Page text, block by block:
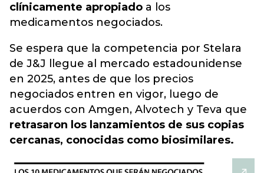
clínicamente apropiado a los
medicamentos negociados.
Se espera que la competencia por Stelara
de J&J llegue al mercado estadounidense
en 2025, antes de que los precios
negociados entren en vigor, luego de
acuerdos con Amgen, Alvotech y Teva que
retrasaron los lanzamientos de sus copias
cercanas, conocidas como biosimilares.